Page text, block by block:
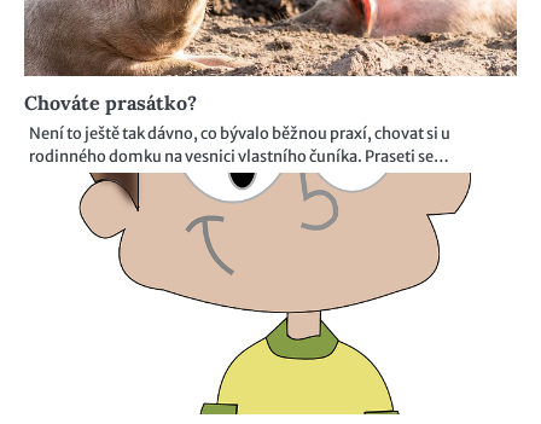
Chováte prasátko?
Není to ještě tak dávno, co bývalo běžnou praxí, chovat si u
rodinného domku na vesnici vlastního čuníka. Praseti se…